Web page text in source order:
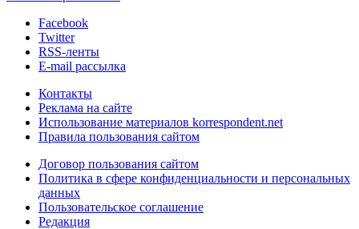
Facebook
Twitter
RSS-ленты
E-mail рассылка
Контакты
Реклама на сайте
Использование материалов korrespondent.net
Правила пользования сайтом
Договор пользования сайтом
Политика в сфере конфиденциальности и персональных
данных
Пользовательское соглашение
Редакция